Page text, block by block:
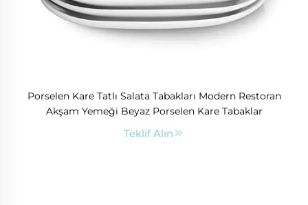
Porselen Kare Tatlı Salata Tabakları Modern Restoran
Akşam Yemeği Beyaz Porselen Kare Tabaklar
Teklif Alın